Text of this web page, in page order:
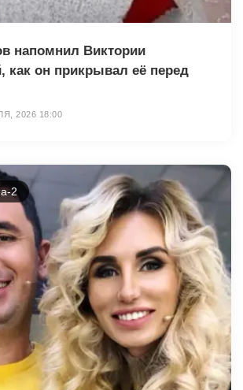
напомнил Виктории
как он прикрывал её перед
2026 18:00
2